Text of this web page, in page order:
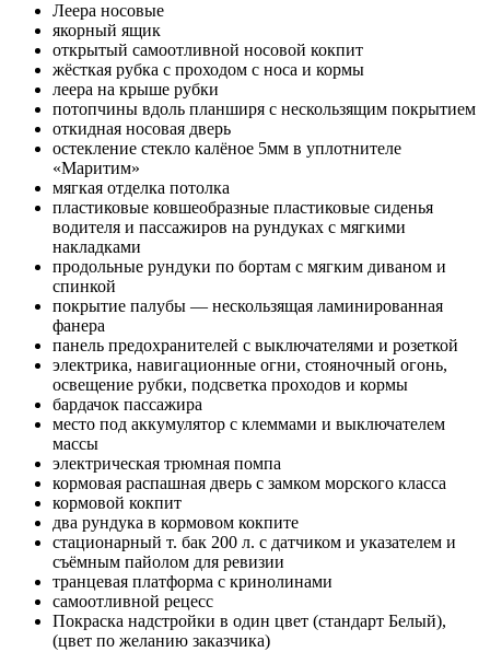
Леера носовые
якорный ящик
открытый самоотливной носовой кокпит
жёсткая рубка с проходом с носа и кормы
леера на крыше рубки
потопчины вдоль планширя с нескользящим покрытием
откидная носовая дверь
остекление стекло калёное 5мм в уплотнителе
«Маритим»
мягкая отделка потолка
пластиковые ковшеобразные пластиковые сиденья
водителя и пассажиров на рундуках с мягкими
накладками
продольные рундуки по бортам с мягким диваном и
спинкой
покрытие палубы — нескользящая ламинированная
фанера
панель предохранителей с выключателями и розеткой
электрика, навигационные огни, стояночный огонь,
освещение рубки, подсветка проходов и кормы
бардачок пассажира
место под аккумулятор с клеммами и выключателем
массы
электрическая трюмная помпа
кормовая распашная дверь с замком морского класса
кормовой кокпит
два рундука в кормовом кокпите
стационарный т. бак 200 л. с датчиком и указателем и
съёмным пайолом для ревизии
транцевая платформа с кринолинами
самоотливной рецесс
Покраска надстройки в один цвет (стандарт Белый),
(цвет по желанию заказчика)